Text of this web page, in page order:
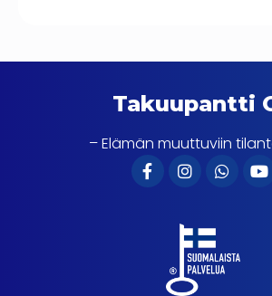
Takuupantti
– Elämän muuttuviin